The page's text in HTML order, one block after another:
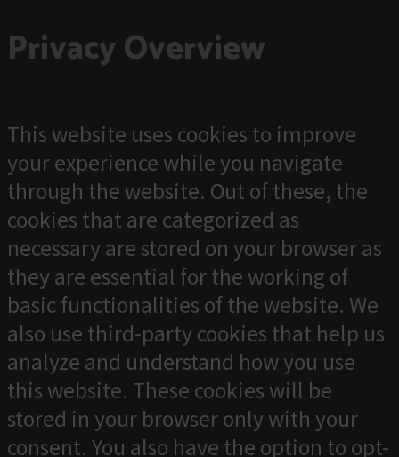
Privacy Overview
This website uses cookies to improve
your experience while you navigate
through the website. Out of these, the
cookies that are categorized as
necessary are stored on your browser as
they are essential for the working of
basic functionalities of the website. We
also use third-party cookies that help us
analyze and understand how you use
this website. These cookies will be
stored in your browser only with your
consent. You also have the option to opt-